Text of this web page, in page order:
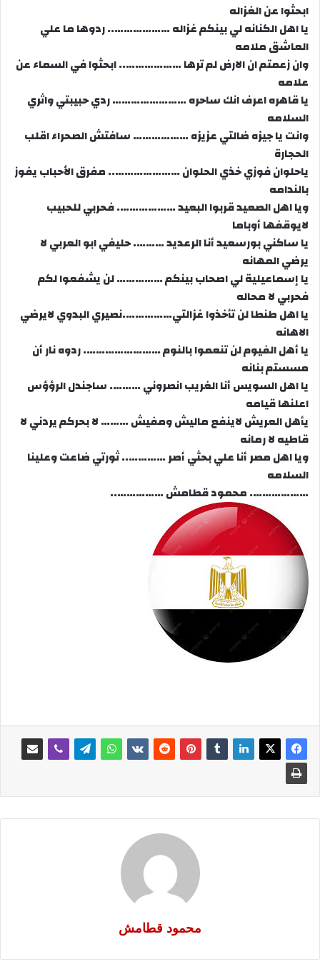
ابحثوا عن الغزاله
يا اهل الكنانه لي بينكم غزاله ……………….. ردوها ما علي
العاشق ملامه
وان زعمتم ان الارض لم ترها ……………….. ابحثوا في السماء عن
علامه
يا قاهره اعرف انك ساحره …………………… ردي حبيبتي واثري
السلامه
وانت يا جيزه ضالتي عزيزه ……………… سافتش الصحراء اقلب
الحجارة
ياحلوان فوزي خذي الحلوان ………………….. مفرق الأحباب يفوز
بالندامه
ويا اهل الصعيد قربوا البعيد ………………. فحربي للحبيب
لايوقفها أوباما
يا ساكني بورسعيد أنا الرعديد ………. حليفي ابو العربي لا
يرضي المهانه
يا إسماعيلية لي اصحاب بينكم …………… لن يشفعوا لكم
فحربي لا محاله
يا اهل طنطا لن تأخذوا غزالتي…………….نصيري البدوي لايرضي
الاهانه
يا أهل الفيوم لن تنعموا بالنوم ……………………. ردوه نار أن
مسستم بنانه
يا اهل السويس أنا الغريب انصروني ………. ساجندل الرؤؤس
اعلنها قيامه
يأهل العريش لاينفع ماليش ومفيش ……… لا بحركم يردني لا
قاطيه لا رمانه
ويا اهل مصر أنا علي بحثي أصر ………….. ثورتي ضاعت وعلينا
السلامه
………………. محمود قطامش ……………..
محمود قطامش